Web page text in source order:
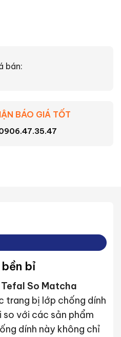
bán:
BÁO GIÁ TỐT
bỉ
Tefal So Matcha
trang bị lớp chống dính
với các sản phẩm
dính này không chỉ